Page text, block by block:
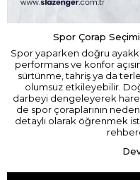
Spor Çorap
Spor yaparken doğru
performans ve konfor
sürtünme, tahriş ya da
olumsuz etkileyebilir.
darbeyi dengeleyerek
de spor çoraplarının
detaylı olarak öğrenmek